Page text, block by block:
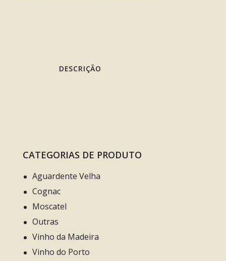
DESCRIÇÃO
CATEGORIAS DE PRODUTO
Aguardente Velha
Cognac
Moscatel
Outras
Vinho da Madeira
Vinho do Porto